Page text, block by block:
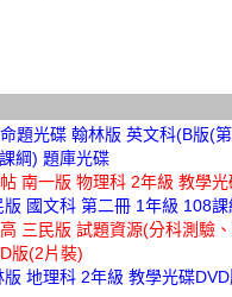
題光碟 翰林版 英文科(B版(
綱) 題庫光碟
南一版 物理科 2年級 教學光
國文科 第二冊 1年級 108
三民版 試題資源(分科測驗
版(2片裝)
地理科 2年級 教學光碟DVD